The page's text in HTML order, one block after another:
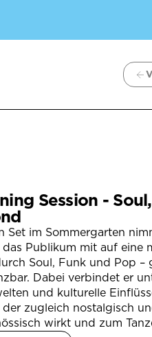
Session -
Set im Sommergarten
Publikum mit auf eine
Soul, Funk und Pop –
Dabei verbindet er
und kulturelle
der zugleich nostalgisch
wirkt und zum